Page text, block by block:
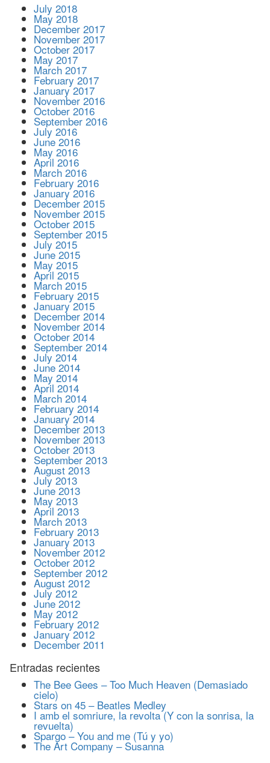
July 2018
May 2018
December 2017
November 2017
October 2017
May 2017
March 2017
February 2017
January 2017
November 2016
October 2016
September 2016
July 2016
June 2016
May 2016
April 2016
March 2016
February 2016
January 2016
December 2015
November 2015
October 2015
September 2015
July 2015
June 2015
May 2015
April 2015
March 2015
February 2015
January 2015
December 2014
November 2014
October 2014
September 2014
July 2014
June 2014
May 2014
April 2014
March 2014
February 2014
January 2014
December 2013
November 2013
October 2013
September 2013
August 2013
July 2013
June 2013
May 2013
April 2013
March 2013
February 2013
January 2013
November 2012
October 2012
September 2012
August 2012
July 2012
June 2012
May 2012
February 2012
January 2012
December 2011
Entradas recientes
The Bee Gees – Too Much Heaven (Demasiado
cielo)
Stars on 45 – Beatles Medley
I amb el somriure, la revolta (Y con la sonrisa, la
revuelta)
Spargo – You and me (Tú y yo)
The Art Company – Susanna